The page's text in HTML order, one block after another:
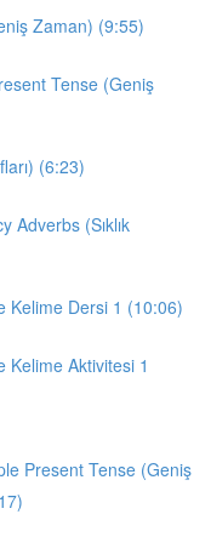
Zaman) (9:55)
Tense (Geniş
(6:23)
Adverbs (Sıklık
Kelime Dersi 1 (10:06)
Kelime Aktivitesi 1
Present Tense (Geniş